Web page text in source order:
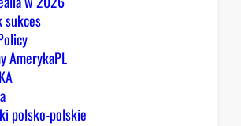
sukces
AmerykaPL
polsko-polskie